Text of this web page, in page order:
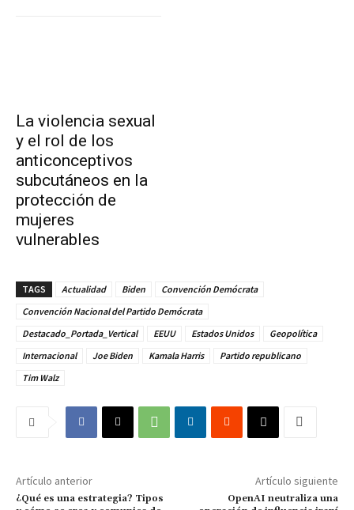
La violencia sexual
y el rol de los
anticonceptivos
subcutáneos en la
protección de
mujeres
vulnerables
TAGS Actualidad Biden
Convención Demócrata
Convención Nacional del Partido Demócrata
Destacado_Portada_Vertical
EEUU Estados Unidos
Geopolítica
Internacional
Joe Biden Kamala Harris
Partido republicano
Tim Walz
Artículo anterior
¿Qué es una estrategia? Tipos
Artículo siguiente
OpenAI neutraliza una